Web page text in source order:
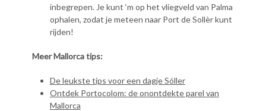
inbegrepen. Je kunt ‘m op het vliegveld van Palma
ophalen, zodat je meteen naar Port de Sollèr kunt
rijden!
Meer Mallorca tips:
De leukste tips voor een dagje Sóller
Ontdek Portocolom: de onontdekte parel van
Mallorca